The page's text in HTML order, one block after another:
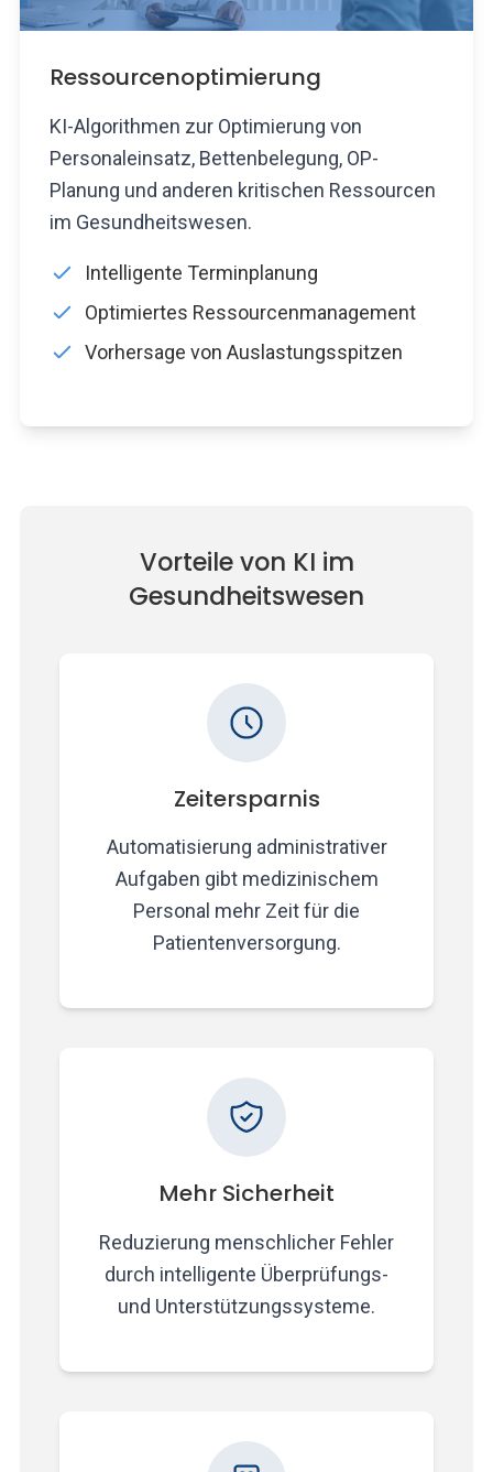
Ressourcenoptimierung
KI-Algorithmen zur Optimierung von
Personaleinsatz, Bettenbelegung, OP-
Planung und anderen kritischen Ressourcen
im Gesundheitswesen.
Intelligente Terminplanung
Optimiertes Ressourcenmanagement
Vorhersage von Auslastungsspitzen
Vorteile von KI im
Gesundheitswesen
Zeitersparnis
Automatisierung administrativer
Aufgaben gibt medizinischem
Personal mehr Zeit für die
Patientenversorgung.
Mehr Sicherheit
Reduzierung menschlicher Fehler
durch intelligente Überprüfungs-
und Unterstützungssysteme.